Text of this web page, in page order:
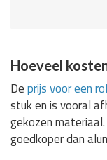
Hoeveel
Deprijs voor een
stuk en is vooral
gekozen
goedkoper dan